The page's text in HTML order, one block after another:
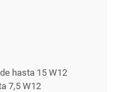
hasta 15 W12
7,5 W12